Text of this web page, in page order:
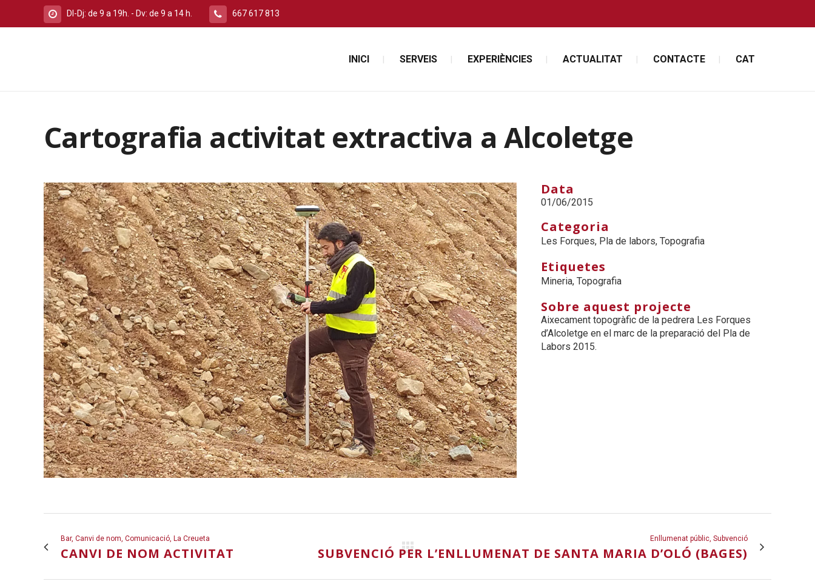
Dl-Dj: de 9 a 19h. - Dv: de 9 a 14 h. 667 617 813
INICI SERVEIS EXPERIÈNCIES ACTUALITAT CONTACTE CAT
Cartografia activitat extractiva a Alcoletge
Data
01/06/2015
Categoria
Les Forques, Pla de labors, Topografia
Etiquetes
Mineria, Topografia
Sobre aquest projecte
Aixecament topogràfic de la pedrera Les Forques
d’Alcoletge en el marc de la preparació del Pla de
Labors 2015.
Bar, Canvi de nom, Comunicació, La Creueta
CANVI DE NOM ACTIVITAT
Enllumenat públic, Subvenció
SUBVENCIÓ PER L’ENLLUMENAT DE SANTA MARIA D’OLÓ (BAGES)